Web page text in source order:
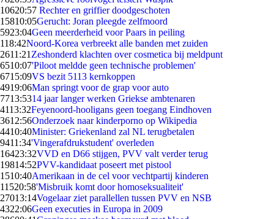
10620:57 Rechter en griffier doodgeschoten
15810:05Gerucht: Joran pleegde zelfmoord
5923:04Geen meerderheid voor Paars in peiling
118:42Noord-Korea verbreekt alle banden met zuiden
2611:21 Zeshonderd klachten over cosmetica bij meldpunt
6510:07'Piloot meldde geen technische problemen'
6715:09VS bezit 5113 kernkoppen
4919:06Man springt voor de grap voor auto
7713:5314 jaar langer werken Griekse ambtenaren
4113:32Feyenoord-hooligans geen toegang Eindhoven
3612:56Onderzoek naar kinderporno op Wikipedia
4410:40Minister: Griekenland zal NL terugbetalen
9411:34'Vingerafdrukstudent' overleden
16423:32VVD en D66 stijgen, PVV valt verder terug
19814:52PVV-kandidaat poseert met pistool
1510:40Amerikaan in de cel voor vechtpartij kinderen
11520:58'Misbruik komt door homoseksualiteit'
27013:14Vogelaar ziet parallellen tussen PVV en NSB
4322:06Geen executies in Europa in 2009